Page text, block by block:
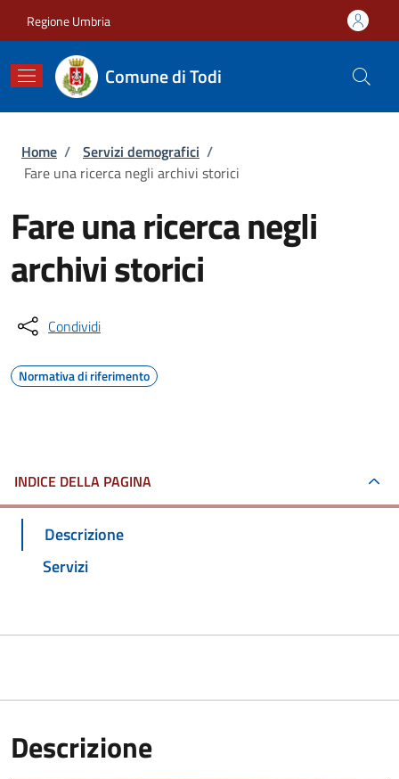
Regione Umbria
Comune di Todi
Briciole di pane
Home / Servizi demografici /
Fare una ricerca negli archivi storici
Fare una ricerca negli
archivi storici
Condividi
Normativa di riferimento
INDICE DELLA PAGINA
Descrizione
Servizi
Descrizione